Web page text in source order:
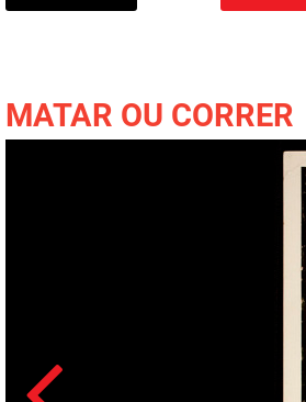
MATAR OU CORRER